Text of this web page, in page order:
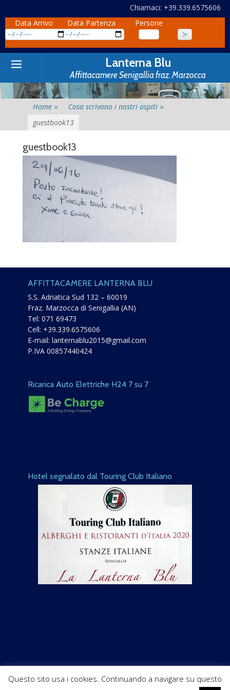
Chiamaci: +39.339.6575606
Data Arrivo
Data Partenza Persone
Primary
Menu
Skip
to
Lanterna Blu
Affittacamere Senigallia fraz. Marzocca
Home » Cosa scrivono i nostri ospiti »
guestbook13
guestbook13
AFFITTACAMERE LANTERNA BLU
S.S. Adriatica Sud 132 – 60019
Fraz. Marzocca di Senigallia (AN)
Tel: 071 69473
Cell: +39.339.6575606
E-mail: lanternablu2015@gmail.com
P.IVA 00857440424
Ricarica Auto Elettriche H24 7 su 7
Hotel segnalato dal Touring Club Italiano
Questo sito usa i cookies. Continuando a navigare su questo